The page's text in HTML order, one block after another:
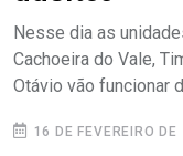
Nesse dia as
Cachoeira do Vale,
Otávio vão funcionar
16 DE FEVEREIRO